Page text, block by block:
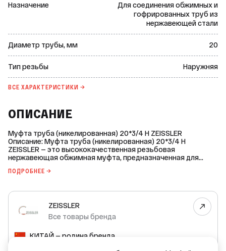
Назначение
Для соединения обжимных и
гофрированных труб из
нержавеющей стали
Диаметр трубы, мм 20
Тип резьбы Наружняя
ВСЕ ХАРАКТЕРИСТИКИ →
ОПИСАНИЕ
Муфта труба (никелированная) 20*3/4 Н ZEISSLER
Описание: Муфта труба (никелированная) 20*3/4 Н
ZEISSLER — это высококачественная резьбовая
нержавеющая обжимная муфта, предназначенная для
характеристики: - Производитель: ZEISSLER (Китай). -
резьбы: наружная. - Материал: латунь марки CW617N. -
Покрытие: никелированное. - Максимальная рабочая
температура: +95 °C. - Номинальное давление PN: 16 бар. -
Область применения: горячее и холодное водоснабжение,
муфты составляет 30 лет. - Надёжность: гарантия
производителя — 1 год. - Коррозионная стойкость:
ПОДРОБНЕЕ →
ZEISSLER
Все товары бренда
КИТАЙ — родина бренда
КИТАЙ — страна производства